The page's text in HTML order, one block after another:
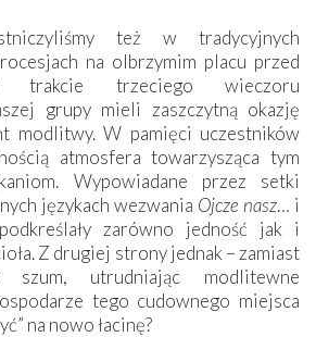
też w tradycyjnych
na olbrzymim placu przed
trakcie trzeciego wieczoru
grupy mieli zaszczytną okazję
modlitwy. W pamięci uczestników
atmosfera towarzysząca tym
Wypowiadane przez setki
językach wezwania Ojcze nasz… i
zarówno jedność jak i
Z drugiej strony jednak – zamiast
szum, utrudniając modlitewne
tego cudownego miejsca
na nowo łacinę?